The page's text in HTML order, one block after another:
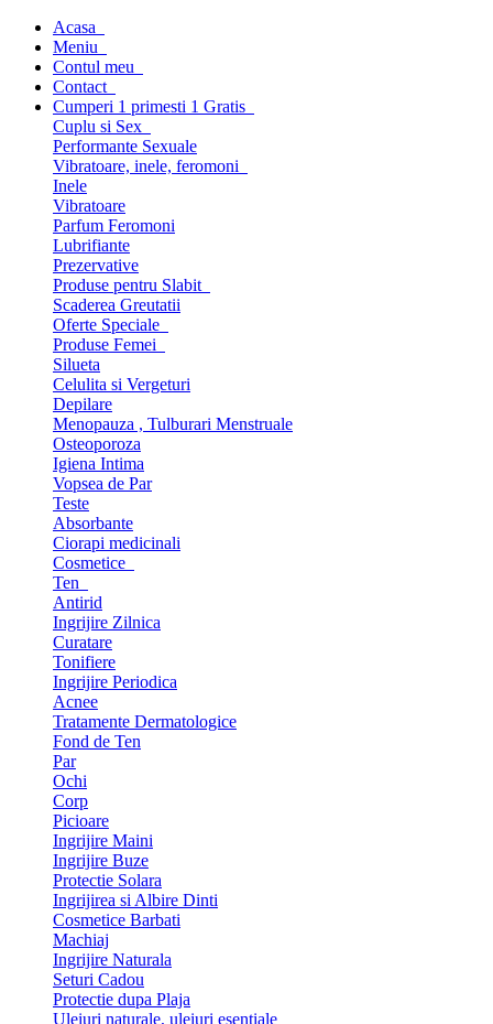
Acasa
Meniu
Contul meu
Contact
Cumperi 1 primesti 1 Gratis
Cuplu si Sex
Performante Sexuale
Vibratoare, inele, feromoni
Inele
Vibratoare
Parfum Feromoni
Lubrifiante
Prezervative
Produse pentru Slabit
Scaderea Greutatii
Oferte Speciale
Produse Femei
Silueta
Celulita si Vergeturi
Depilare
Menopauza , Tulburari Menstruale
Osteoporoza
Igiena Intima
Vopsea de Par
Teste
Absorbante
Ciorapi medicinali
Cosmetice
Ten
Antirid
Ingrijire Zilnica
Curatare
Tonifiere
Ingrijire Periodica
Acnee
Tratamente Dermatologice
Fond de Ten
Par
Ochi
Corp
Picioare
Ingrijire Maini
Ingrijire Buze
Protectie Solara
Ingrijirea si Albire Dinti
Cosmetice Barbati
Machiaj
Ingrijire Naturala
Seturi Cadou
Protectie dupa Plaja
Uleiuri naturale, uleiuri esentiale